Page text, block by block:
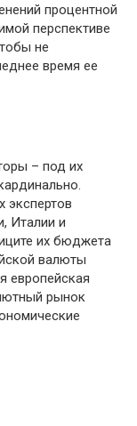
процентной
перспективе
не
время ее
– под их
экспертов
Италии и
их бюджета
валюты
европейская
рынок